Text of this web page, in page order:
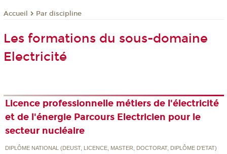
Accueil Par discipline
Les formations du sous-domaine
Electricité
Licence professionnelle métiers de l'électricité
et de l'énergie Parcours Electricien pour le
secteur nucléaire
DIPLÔME NATIONAL (DEUST, LICENCE, MASTER, DOCTORAT, DIPLÔME D'ETAT)